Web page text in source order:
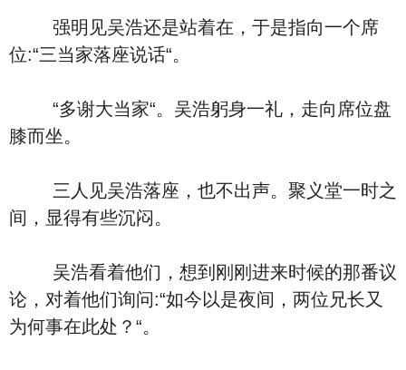
强明见吴浩还是站着在，于是指向一个席
位:“三当家落座说话“。
“多谢大当家“。吴浩躬身一礼，走向席位盘
膝而坐。
三人见吴浩落座，也不出声。聚义堂一时之
间，显得有些沉闷。
吴浩看着他们，想到刚刚进来时候的那番议
论，对着他们询问:“如今以是夜间，两位兄长又
为何事在此处？“。